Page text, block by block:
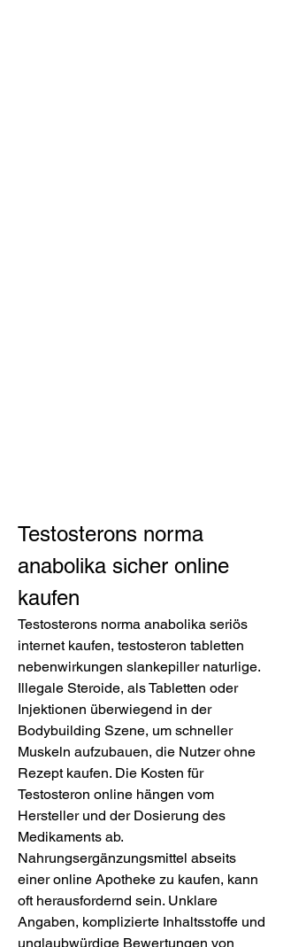
Testosterons norma
anabolika sicher online
kaufen
Testosterons norma anabolika seriös
internet kaufen, testosteron tabletten
nebenwirkungen slankepiller naturlige.
Illegale Steroide, als Tabletten oder
Injektionen überwiegend in der
Bodybuilding Szene, um schneller
Muskeln aufzubauen, die Nutzer ohne
Rezept kaufen. Die Kosten für
Testosteron online hängen vom
Hersteller und der Dosierung des
Medikaments ab.
Nahrungsergänzungsmittel abseits
einer online Apotheke zu kaufen, kann
oft herausfordernd sein. Unklare
Angaben, komplizierte Inhaltsstoffe und
unglaubwürdige Bewertungen von